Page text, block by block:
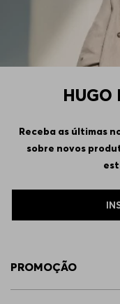
HUGO
Receba as últimas
sobre novos
PROMOÇÃO